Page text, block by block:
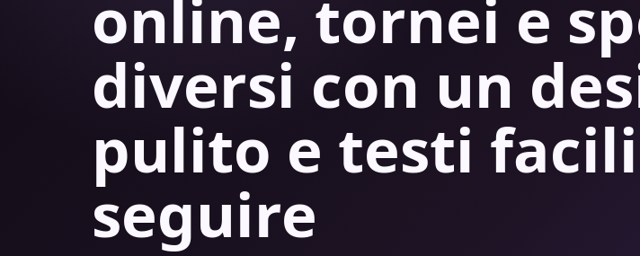
online, tornei e
diversi con un
pulito e testi
seguire